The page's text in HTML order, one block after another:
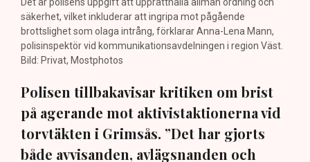
säkerhet, vilket inkluderar att ingripa mot pågående
brottslighet som olaga intrång, förklarar Anna-Lena Mann,
polisinspektör vid kommunikationsavdelningen i region Väst.
Bild: Privat, Mostphotos
Polisen tillbakavisar kritiken om brist
på agerande mot aktivistaktionerna vid
torvtäkten i Grimsås. ”Det har gjorts
både avvisanden, avlägsnanden och